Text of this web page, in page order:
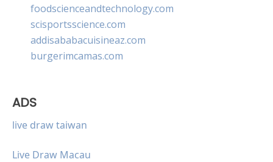
foodscienceandtechnology.com
scisportsscience.com
addisababacuisineaz.com
burgerimcamas.com
ADS
live draw taiwan
Live Draw Macau